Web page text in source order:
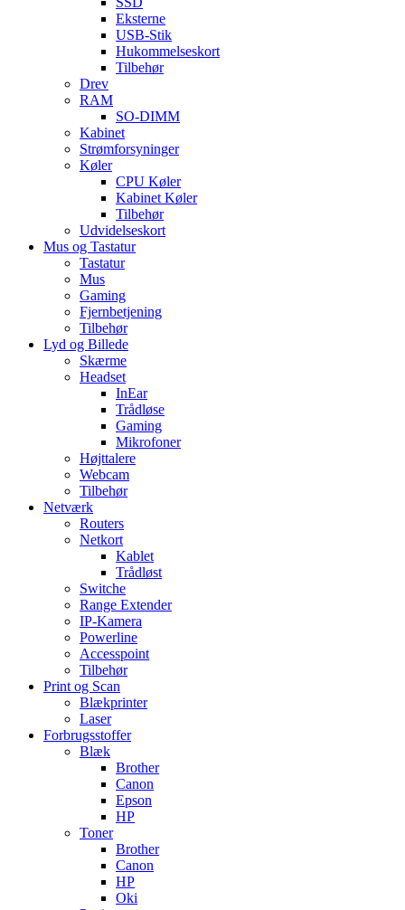
Eksterne
USB-Stik
Hukommelseskort
Tilbehør
Drev
RAM
SO-DIMM
Kabinet
Strømforsyninger
Køler
CPU Køler
Kabinet Køler
Tilbehør
Udvidelseskort
Mus og Tastatur
Tastatur
Mus
Gaming
Fjernbetjening
Tilbehør
Lyd og Billede
Skærme
Headset
InEar
Trådløse
Gaming
Mikrofoner
Højttalere
Webcam
Tilbehør
Netværk
Routers
Netkort
Kablet
Trådløst
Switche
Range Extender
IP-Kamera
Powerline
Accesspoint
Tilbehør
Print og Scan
Blækprinter
Laser
Forbrugsstoffer
Blæk
Brother
Canon
Epson
HP
Toner
Brother
Canon
HP
Oki